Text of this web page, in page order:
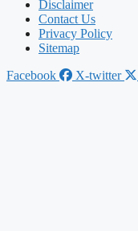
Disclaimer
Contact Us
Privacy Policy
Sitemap
Facebook
X-twitter